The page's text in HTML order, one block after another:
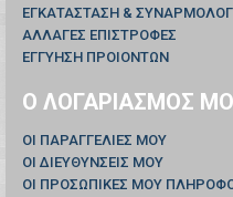
ΕΓΚΑΤΑΣΤΑΣΗ &
ΑΛΛΑΓΕΣ ΕΠΙΣΤΡΟΦΕΣ
ΕΓΓΥΗΣΗ ΠΡΟΙΟΝΤΩΝ
Ο ΛΟΓΑΡΙΑΣΜΌΣ
ΟΙ ΠΑΡΑΓΓΕΛΊΕΣ ΜΟΥ
ΟΙ ΔΙΕΥΘΎΝΣΕΙΣ ΜΟΥ
ΟΙ ΠΡΟΣΩΠΙΚΈΣ ΜΟΥ